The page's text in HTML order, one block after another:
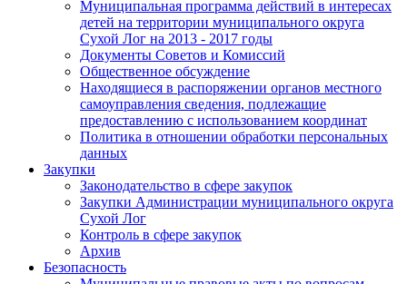
Муниципальная программа действий в интересах
детей на территории муниципального округа
Сухой Лог на 2013 - 2017 годы
Документы Советов и Комиссий
Общественное обсуждение
Находящиеся в распоряжении органов местного
самоуправления сведения, подлежащие
предоставлению с использованием координат
Политика в отношении обработки персональных
данных
Закупки
Законодательство в сфере закупок
Закупки Администрации муниципального округа
Сухой Лог
Контроль в сфере закупок
Архив
Безопасность